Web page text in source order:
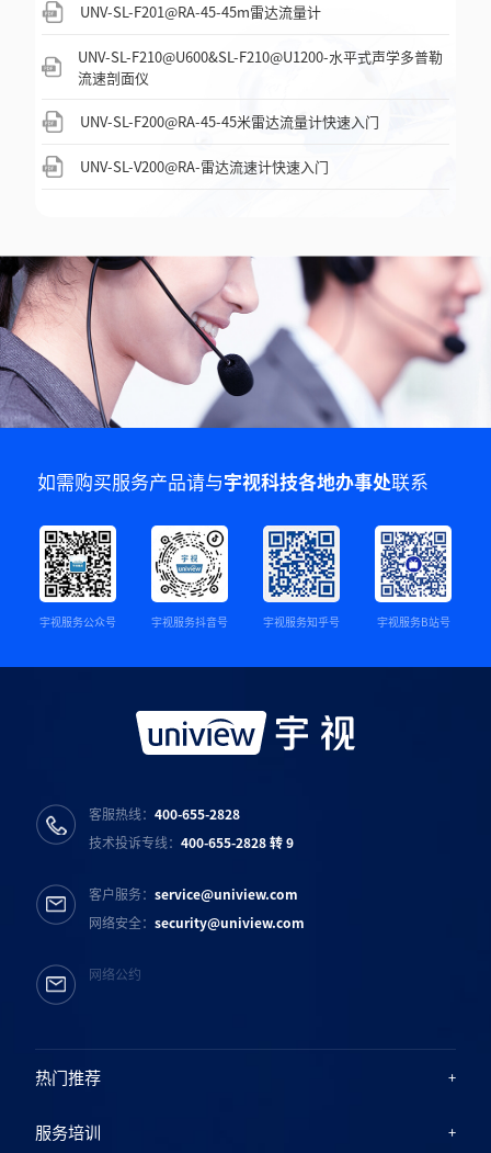
UNV-SL-F201@RA-45-45m雷达流量计
UNV-SL-F210@U600&SL-F210@U1200-水平式声学多普勒
流速剖面仪
UNV-SL-F200@RA-45-45米雷达流量计快速入门
UNV-SL-V200@RA-雷达流速计快速入门
如需购买服务产品请与宇视科技各地办事处联系
宇视服务公众号 宇视服务抖音号 宇视服务知乎号 宇视服务B站号
热门推荐
服务培训
客服热线：400-655-2828
技术投诉专线：400-655-2828 转 9
客户服务：service@uniview.com
网络安全：security@uniview.com
网络公约